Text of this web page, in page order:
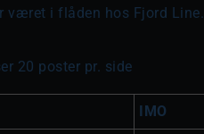
været i flåden hos Fjord Line.
20 poster pr. side
IMO